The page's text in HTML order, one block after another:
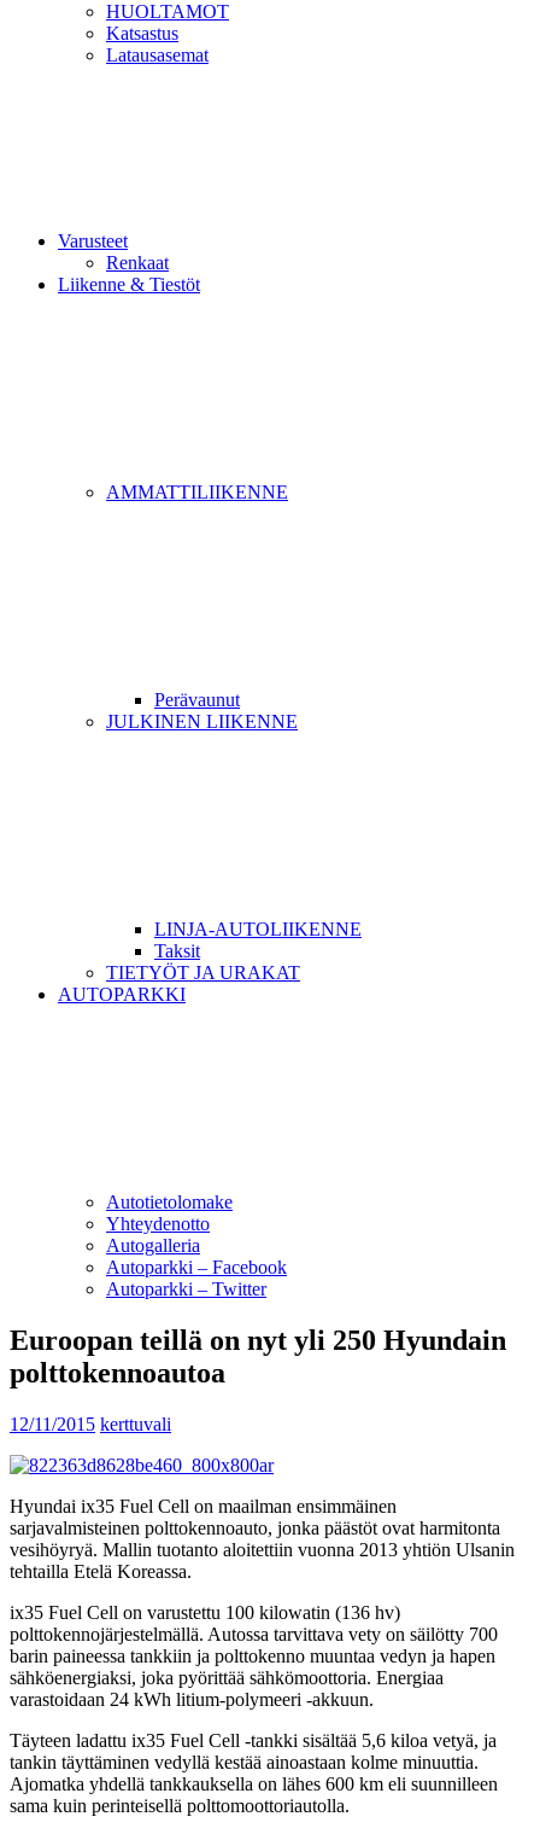
HUOLTAMOT
Katsastus
Latausasemat
Varusteet
Renkaat
Liikenne & Tiestöt
AMMATTILIIKENNE
Perävaunut
JULKINEN LIIKENNE
LINJA-AUTOLIIKENNE
Taksit
TIETYÖT JA URAKAT
AUTOPARKKI
Autotietolomake
Yhteydenotto
Autogalleria
Autoparkki – Facebook
Autoparkki – Twitter
Euroopan teillä on nyt yli 250 Hyundain
polttokennoautoa
12/11/2015 kerttuvali
Hyundai ix35 Fuel Cell on maailman ensimmäinen
sarjavalmisteinen polttokennoauto, jonka päästöt ovat harmitonta
vesihöyryä. Mallin tuotanto aloitettiin vuonna 2013 yhtiön Ulsanin
tehtailla Etelä Koreassa.
ix35 Fuel Cell on varustettu 100 kilowatin (136 hv)
polttokennojärjestelmällä. Autossa tarvittava vety on säilötty 700
barin paineessa tankkiin ja polttokenno muuntaa vedyn ja hapen
sähköenergiaksi, joka pyörittää sähkömoottoria. Energiaa
varastoidaan 24 kWh litium-polymeeri -akkuun.
Täyteen ladattu ix35 Fuel Cell -tankki sisältää 5,6 kiloa vetyä, ja
tankin täyttäminen vedyllä kestää ainoastaan kolme minuuttia.
Ajomatka yhdellä tankkauksella on lähes 600 km eli suunnilleen
sama kuin perinteisellä polttomoottoriautolla.